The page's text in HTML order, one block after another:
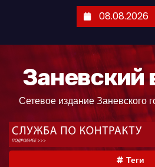
08.08.2026
Заневский
Сетевое издание Заневского
Теги